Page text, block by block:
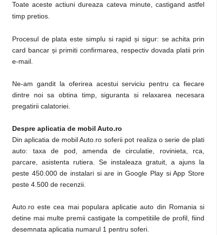
Toate aceste actiuni dureaza cateva minute, castigand astfel
timp pretios.
Procesul de plata este simplu si rapid și sigur: se achita prin
card bancar și primiti confirmarea, respectiv dovada platii prin
e-mail.
Ne-am gandit la oferirea acestui serviciu pentru ca fiecare
dintre noi sa obtina timp, siguranta si relaxarea necesara
pregatirii calatoriei.
Despre aplicatia de mobil Auto.ro
Din aplicatia de mobil Auto.ro soferii pot realiza o serie de plati
auto: taxa de pod, amenda de circulatie, rovinieta, rca,
parcare, asistenta rutiera. Se instaleaza gratuit, a ajuns la
peste 450.000 de instalari si are in Google Play si App Store
peste 4.500 de recenzii.
Auto.ro este cea mai populara aplicatie auto din Romania si
detine mai multe premii castigate la competitiile de profil, fiind
desemnata aplicatia numarul 1 pentru soferi.